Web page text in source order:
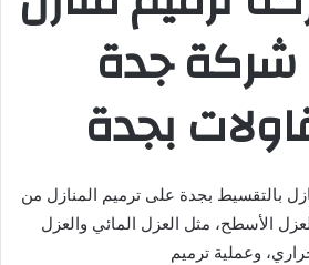
شركة جدة
بجدة
بالتقسيط بجدة على ترميم المنازل من
الأسطح، مثل العزل المائي والعزل
وعملية ترميم